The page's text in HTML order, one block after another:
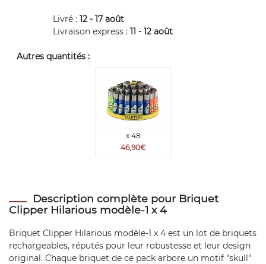
Livré : 12 - 17 août
Livraison express : 11 - 12 août
Autres quantités :
x 48
46,90€
Description complète pour Briquet
Clipper Hilarious modèle-1 x 4
Briquet Clipper Hilarious modèle-1 x 4 est un lot de briquets
rechargeables, réputés pour leur robustesse et leur design
original. Chaque briquet de ce pack arbore un motif "skull"